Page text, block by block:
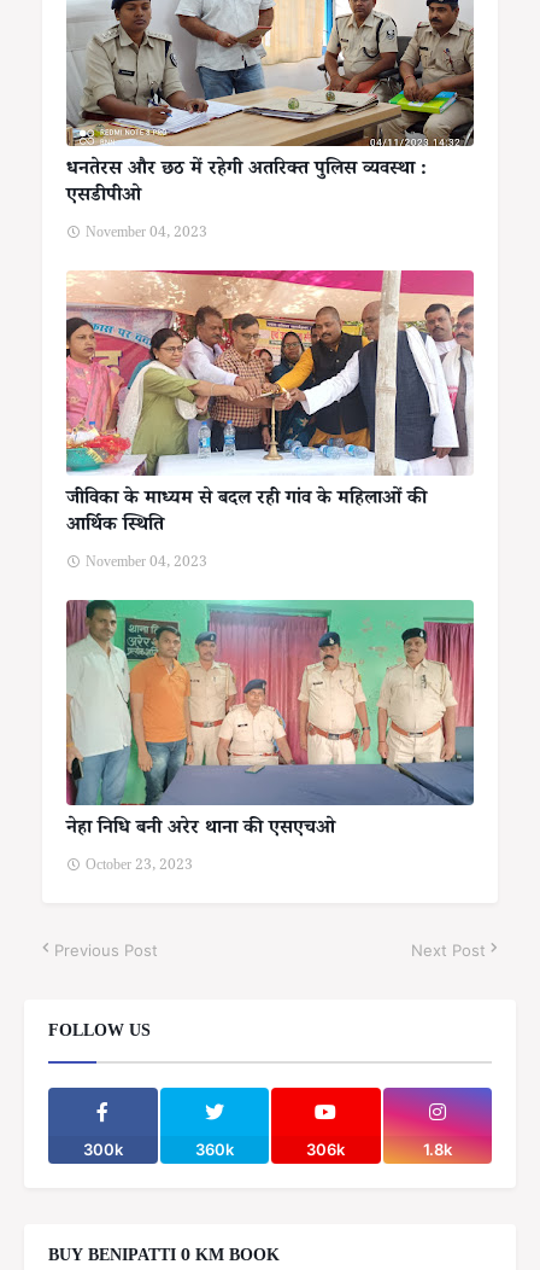
धनतेरस और छठ में रहेगी अतरिक्त पुलिस व्यवस्था :
एसडीपीओ
November 04, 2023
जीविका के माध्यम से बदल रही गांव के महिलाओं की
आर्थिक स्थिति
November 04, 2023
नेहा निधि बनी अरेर थाना की एसएचओ
October 23, 2023
Previous Post Next Post
FOLLOW US
300k 360k 306k 1.8k
BUY BENIPATTI 0 KM BOOK